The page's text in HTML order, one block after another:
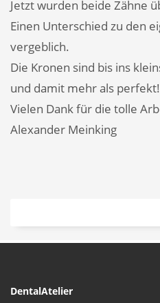
Jetzt wurden beide Zähne
Einen Unterschied zu den
vergeblich.
Die Kronen sind bis ins
und damit mehr als perfekt!
Vielen Dank für die tolle
Alexander Meinking
DentalAtelier